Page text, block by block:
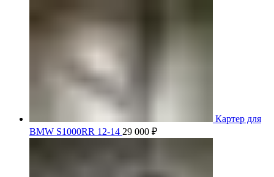
Картер для
BMW S1000RR 12-14 29 000 ₽